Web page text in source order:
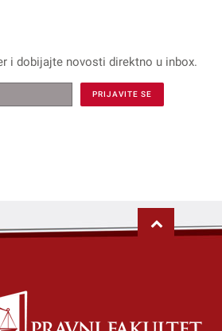
i dobijajte novosti direktno u inbox.